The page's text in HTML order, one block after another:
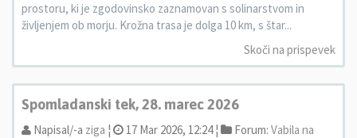
prostoru, ki je zgodovinsko zaznamovan s solinarstvom in
življenjem ob morju. Krožna trasa je dolga 10 km, s štar...
Skoči na prispevek
Spomladanski tek, 28. marec 2026
Napisal/-a ziga ¦ 17 Mar 2026, 12:24 ¦ Forum: Vabila na